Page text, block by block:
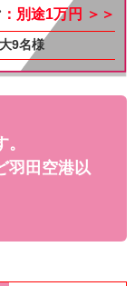
他
：別途1万円 ＞＞
9名様
羽田空港以